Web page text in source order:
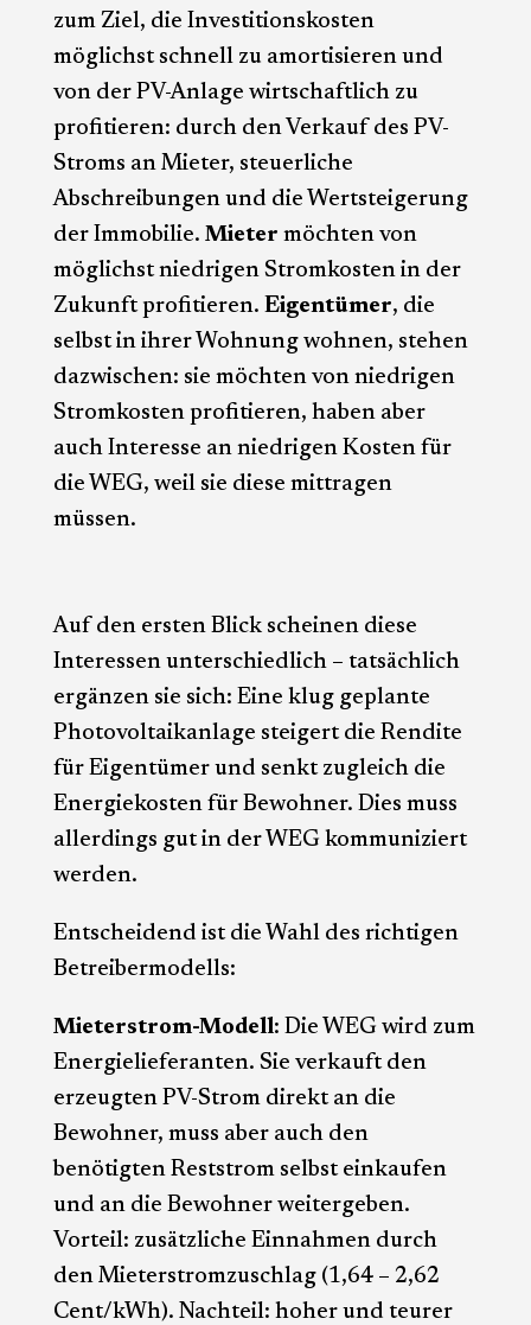
zum Ziel, die Investitionskosten
möglichst schnell zu amortisieren und
von der PV-Anlage wirtschaftlich zu
profitieren: durch den Verkauf des PV-
Stroms an Mieter, steuerliche
Abschreibungen und die Wertsteigerung
der Immobilie. Mieter möchten von
möglichst niedrigen Stromkosten in der
Zukunft profitieren. Eigentümer, die
selbst in ihrer Wohnung wohnen, stehen
dazwischen: sie möchten von niedrigen
Stromkosten profitieren, haben aber
auch Interesse an niedrigen Kosten für
die WEG, weil sie diese mittragen
müssen.
Auf den ersten Blick scheinen diese
Interessen unterschiedlich – tatsächlich
ergänzen sie sich: Eine klug geplante
Photovoltaikanlage steigert die Rendite
für Eigentümer und senkt zugleich die
Energiekosten für Bewohner. Dies muss
allerdings gut in der WEG kommuniziert
werden.
Entscheidend ist die Wahl des richtigen
Betreibermodells:
Mieterstrom-Modell: Die WEG wird zum
Energielieferanten. Sie verkauft den
erzeugten PV-Strom direkt an die
Bewohner, muss aber auch den
benötigten Reststrom selbst einkaufen
und an die Bewohner weitergeben.
Vorteil: zusätzliche Einnahmen durch
den Mieterstromzuschlag (1,64 – 2,62
Cent/kWh). Nachteil: hoher und teurer